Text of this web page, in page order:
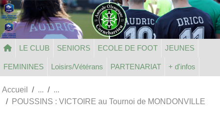
LE CLUB SENIORS ECOLE DE FOOT JEUNES
FEMININES Loisirs/Vétérans PARTENARIAT + d'infos
Accueil
POUSSINS : VICTOIRE au Tournoi de MONDONVILLE
Panneau de gestion des cookies